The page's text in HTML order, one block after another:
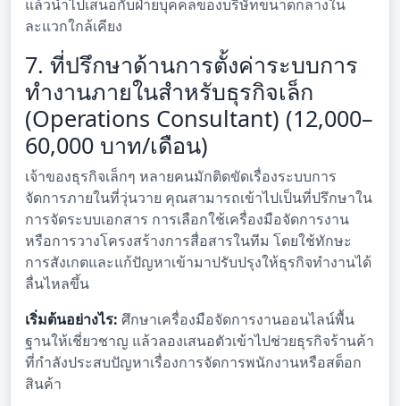
แล้วนำไปเสนอกับฝ่ายบุคคลของบริษัทขนาดกลางใน
ละแวกใกล้เคียง
7. ที่ปรึกษาด้านการตั้งค่าระบบการ
ทำงานภายในสำหรับธุรกิจเล็ก
(Operations Consultant) (12,000–
60,000 บาท/เดือน)
เจ้าของธุรกิจเล็กๆ หลายคนมักติดขัดเรื่องระบบการ
จัดการภายในที่วุ่นวาย คุณสามารถเข้าไปเป็นที่ปรึกษาใน
การจัดระบบเอกสาร การเลือกใช้เครื่องมือจัดการงาน
หรือการวางโครงสร้างการสื่อสารในทีม โดยใช้ทักษะ
การสังเกตและแก้ปัญหาเข้ามาปรับปรุงให้ธุรกิจทำงานได้
ลื่นไหลขึ้น
เริ่มต้นอย่างไร: ศึกษาเครื่องมือจัดการงานออนไลน์พื้น
ฐานให้เชี่ยวชาญ แล้วลองเสนอตัวเข้าไปช่วยธุรกิจร้านค้า
ที่กำลังประสบปัญหาเรื่องการจัดการพนักงานหรือสต็อก
สินค้า